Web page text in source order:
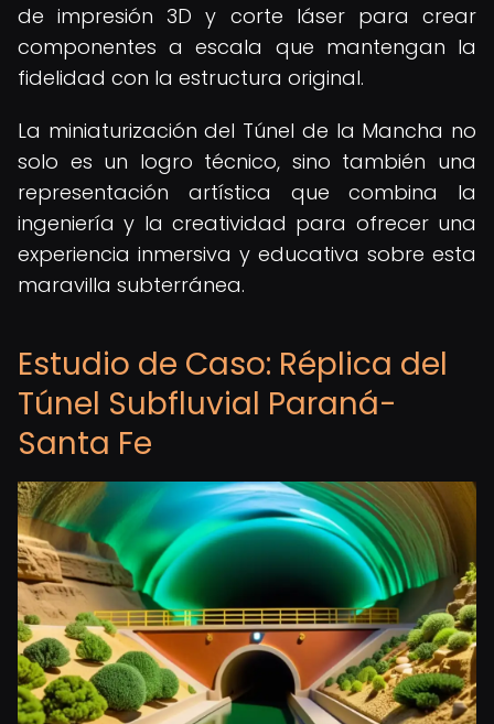
de impresión 3D y corte láser para crear
componentes a escala que mantengan la
fidelidad con la estructura original.
La miniaturización del Túnel de la Mancha no
solo es un logro técnico, sino también una
representación artística que combina la
ingeniería y la creatividad para ofrecer una
experiencia inmersiva y educativa sobre esta
maravilla subterránea.
Estudio de Caso: Réplica del
Túnel Subfluvial Paraná-
Santa Fe